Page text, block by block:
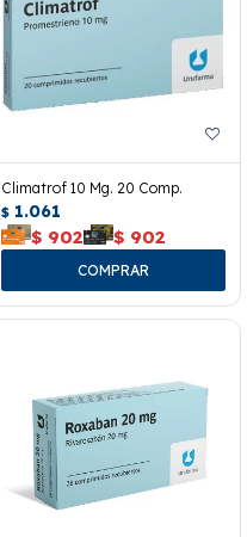
Climatrof 10 Mg. 20 Comp.
$ 1.061
$ 902 $ 902